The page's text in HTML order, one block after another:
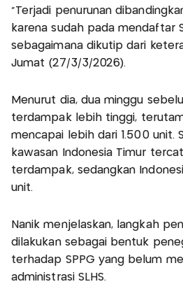
“Terjadi penurunan
karena sudah pada mendaftar
sebagaimana dikutip dari
Jumat (27/3/3/2026).
Menurut dia, dua minggu
terdampak lebih tinggi,
mencapai lebih dari 1.500 unit.
kawasan Indonesia Timur
terdampak, sedangkan
unit.
Nanik menjelaskan, langkah
dilakukan sebagai bentuk
terhadap SPPG yang belum
administrasi SLHS.